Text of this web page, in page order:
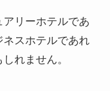
リーホテルであ
スホテルであれ
れません。